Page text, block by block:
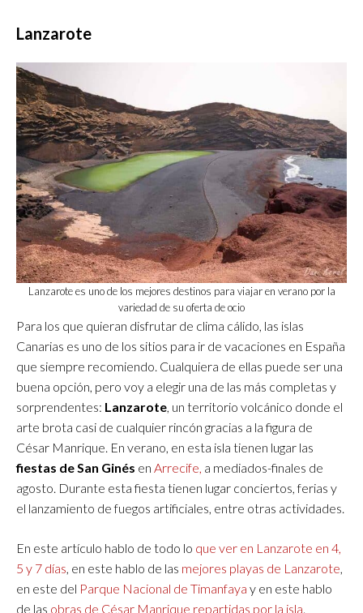
Lanzarote
Lanzarote es uno de los mejores destinos para viajar en verano por la
variedad de su oferta de ocio
Para los que quieran disfrutar de clima cálido, las islas
Canarias es uno de los sitios para ir de vacaciones en España
que siempre recomiendo. Cualquiera de ellas puede ser una
buena opción, pero voy a elegir una de las más completas y
sorprendentes: Lanzarote, un territorio volcánico donde el
arte brota casi de cualquier rincón gracias a la figura de
César Manrique. En verano, en esta isla tienen lugar las
fiestas de San Ginés en Arrecife, a mediados-finales de
agosto. Durante esta fiesta tienen lugar conciertos, ferias y
el lanzamiento de fuegos artificiales, entre otras actividades.
En este artículo hablo de todo lo que ver en Lanzarote en 4,
5 y 7 días, en este hablo de las mejores playas de Lanzarote,
en este del Parque Nacional de Timanfaya y en este hablo
de las obras de César Manrique repartidas por la isla.